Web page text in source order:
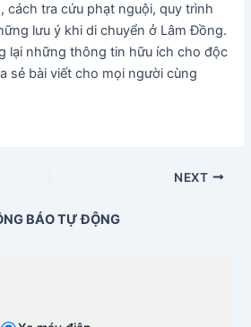
cách tra cứu phạt nguội, quy trình
lưu ý khi di chuyển ở Lâm Đồng.
lại những thông tin hữu ích cho độc
sẻ bài viết cho mọi người cùng
NEXT
BÁO TỰ ĐỘNG